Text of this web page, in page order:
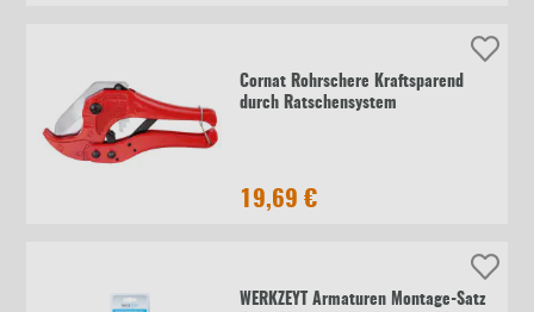
Cornat Rohrschere Kraftsparend
durch Ratschensystem
19,69 €
WERKZEYT Armaturen Montage-Satz